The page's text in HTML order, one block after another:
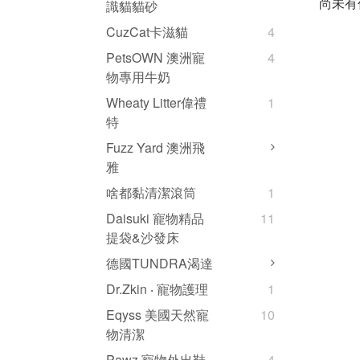
識貓貓砂
CuzCat卡滋貓
4
PetsOWN 澳洲寵
物專用牛奶
4
Wheaty Litter偉禮
特
1
Fuzz Yard 澳洲飛
雅
啥都黏清潔滾筒
1
Daisuki 寵物精品
提袋&沙發床
11
德國TUNDRA渴達
Dr.Zkin ‧ 寵物護理
1
Eqyss 美國天然寵
物清潔
10